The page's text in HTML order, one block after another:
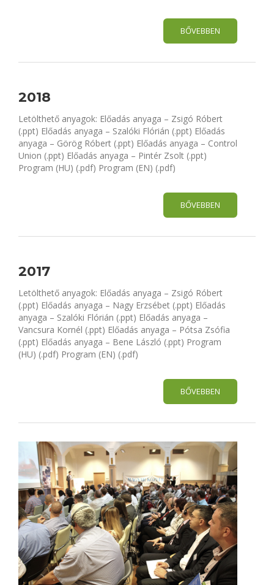
BŐVEBBEN
2018
Letölthető anyagok: Előadás anyaga – Zsigó Róbert
(.ppt) Előadás anyaga – Szalóki Flórián (.ppt) Előadás
anyaga – Görög Róbert (.ppt) Előadás anyaga – Control
Union (.ppt) Előadás anyaga – Pintér Zsolt (.ppt)
Program (HU) (.pdf) Program (EN) (.pdf)
BŐVEBBEN
2017
Letölthető anyagok: Előadás anyaga – Zsigó Róbert
(.ppt) Előadás anyaga – Nagy Erzsébet (.ppt) Előadás
anyaga – Szalóki Flórián (.ppt) Előadás anyaga –
Vancsura Kornél (.ppt) Előadás anyaga – Pótsa Zsófia
(.ppt) Előadás anyaga – Bene László (.ppt) Program
(HU) (.pdf) Program (EN) (.pdf)
BŐVEBBEN